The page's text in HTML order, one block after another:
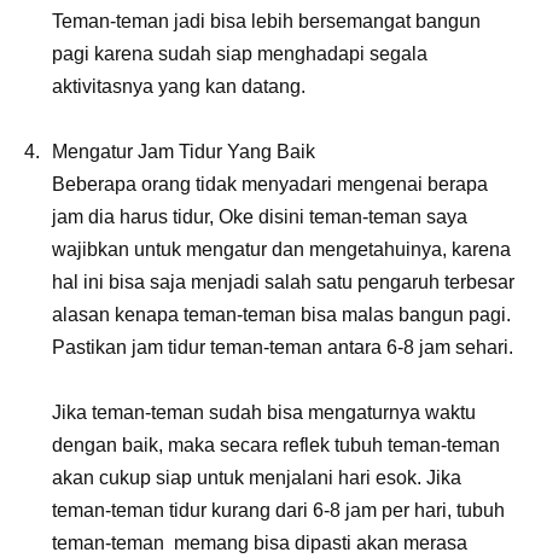
Teman-teman jadi bisa lebih bersemangat bangun
pagi karena sudah siap menghadapi segala
aktivitasnya yang kan datang.
Mengatur Jam Tidur Yang Baik
Beberapa orang tidak menyadari mengenai berapa
jam dia harus tidur, Oke disini teman-teman saya
wajibkan untuk mengatur dan mengetahuinya, karena
hal ini bisa saja menjadi salah satu pengaruh terbesar
alasan kenapa teman-teman bisa malas bangun pagi.
Pastikan jam tidur teman-teman antara 6-8 jam sehari.
Jika teman-teman sudah bisa mengaturnya waktu
dengan baik, maka secara reflek tubuh teman-teman
akan cukup siap untuk menjalani hari esok. Jika
teman-teman tidur kurang dari 6-8 jam per hari, tubuh
teman-teman memang bisa dipasti akan merasa